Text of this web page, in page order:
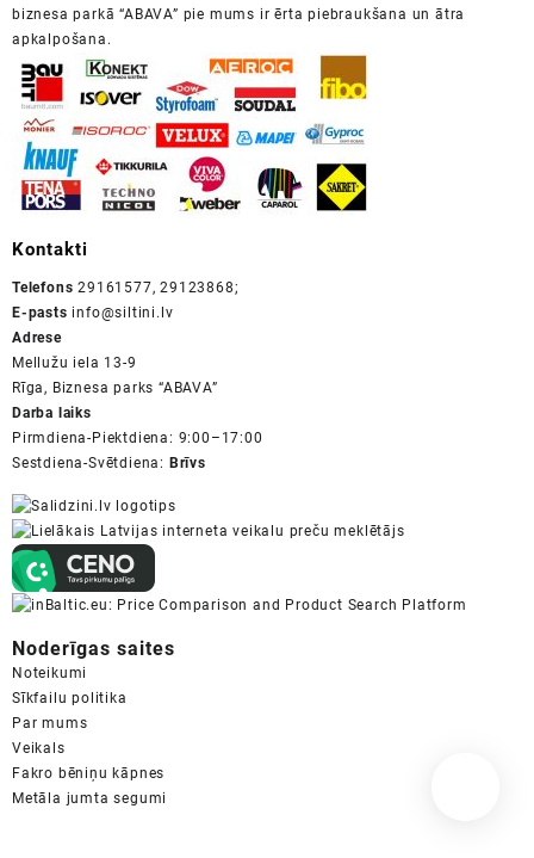
biznesa parkā “ABAVA” pie mums ir ērta piebraukšana un ātra
apkalpošana.
Kontakti
Telefons 29161577, 29123868;
E-pasts info@siltini.lv
Adrese
Mellužu iela 13-9
Rīga, Biznesa parks “ABAVA”
Darba laiks
Pirmdiena-Piektdiena: 9:00–17:00
Sestdiena-Svētdiena: Brīvs
Noderīgas saites
Noteikumi
Sīkfailu politika
Par mums
Veikals
Fakro bēniņu kāpnes
Metāla jumta segumi